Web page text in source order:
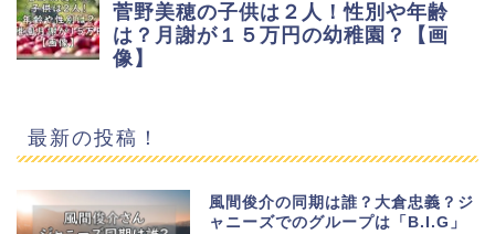
最新の投稿！
風間俊介の同期は誰？大倉忠義？ジ
ャニーズでのグループは「B.I.G」